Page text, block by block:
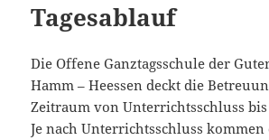
Tagesablauf
Die Offene Ganztagsschule der
Hamm – Heessen deckt die
Zeitraum von Unterrichtsschluss bis
Je nach Unterrichtsschluss kommen